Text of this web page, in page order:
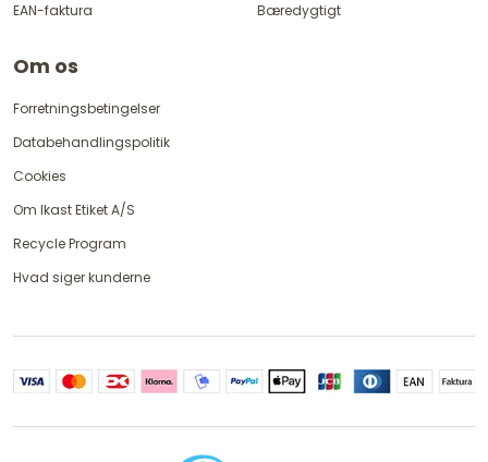
EAN-faktura
Bæredygtigt
Om os
Forretningsbetingelser
Databehandlingspolitik
Cookies
Om Ikast Etiket A/S
Recycle Program
Hvad siger kunderne